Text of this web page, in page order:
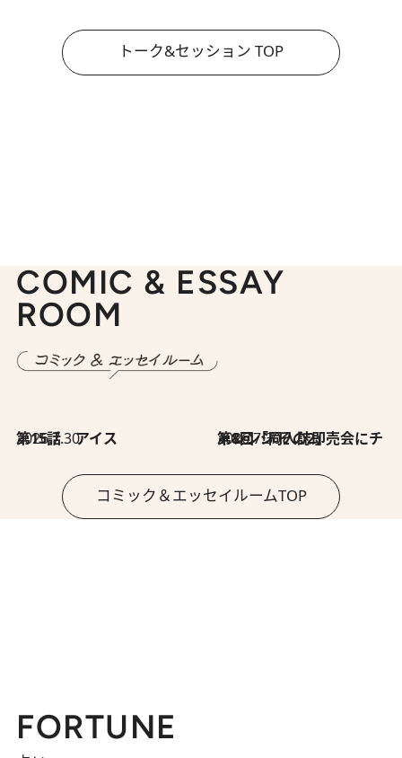
トーク&セッション TOP
COMIC & ESSAY
ROOM
2026.7.30
第15話 アイス 2026.7.30
第8回「同人誌即売会にチャレンジ その2」
コミック＆エッセイルームTOP
FORTUNE